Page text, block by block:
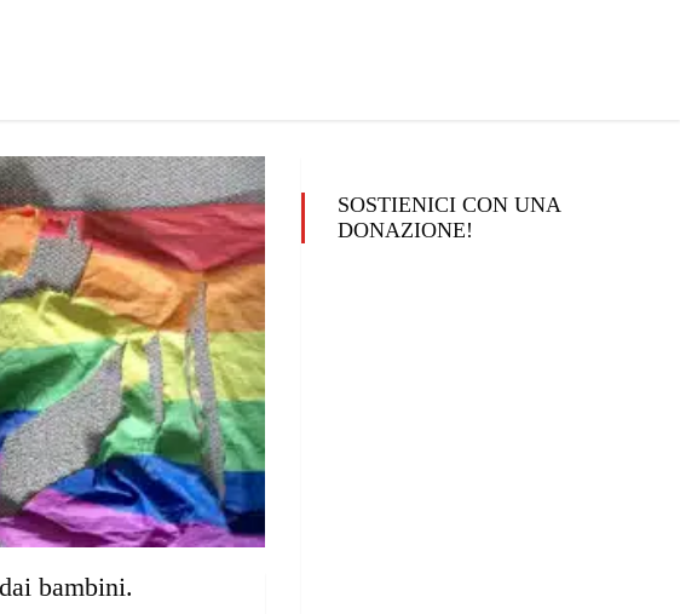
bambini.
SOSTIENICI CON UNA
DONAZIONE!